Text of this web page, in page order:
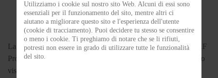
La prova sul campo ha rivelato la veridicità delle promesse di AF
Protect: avere una visiera sempre perfetta, pulita e con un campo
visivo nitido.
Utilizziamo i cookie sul nostro sito Web. Alcuni di essi sono
essenziali per il funzionamento del sito, mentre altri ci
aiutano a migliorare questo sito e l'esperienza dell'utente
(cookie di tracciamento). Puoi decidere tu stesso se consentire
o meno i cookie. Ti preghiamo di notare che se li rifiuti,
potresti non essere in grado di utilizzare tutte le funzionalità
del sito.